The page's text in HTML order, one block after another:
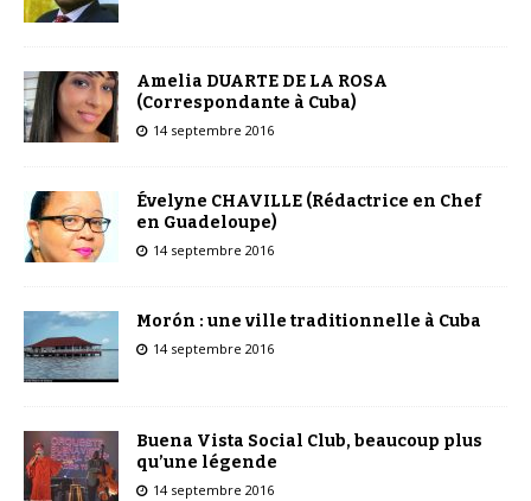
Amelia DUARTE DE LA ROSA
(Correspondante à Cuba)
14 septembre 2016
Évelyne CHAVILLE (Rédactrice en Chef
en Guadeloupe)
14 septembre 2016
Morón : une ville traditionnelle à Cuba
14 septembre 2016
Buena Vista Social Club, beaucoup plus
qu’une légende
14 septembre 2016